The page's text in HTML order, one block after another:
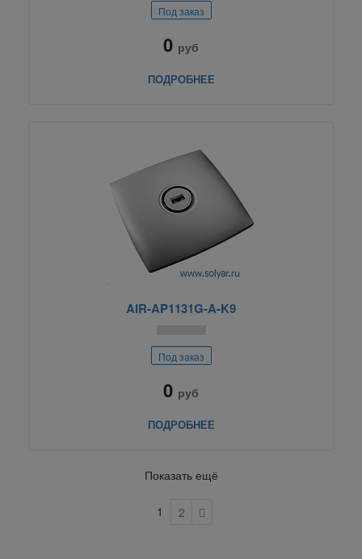
Под заказ
0 руб
ПОДРОБНЕЕ
AIR-AP1131G-A-K9
Под заказ
0 руб
ПОДРОБНЕЕ
Показать ещё
1 2